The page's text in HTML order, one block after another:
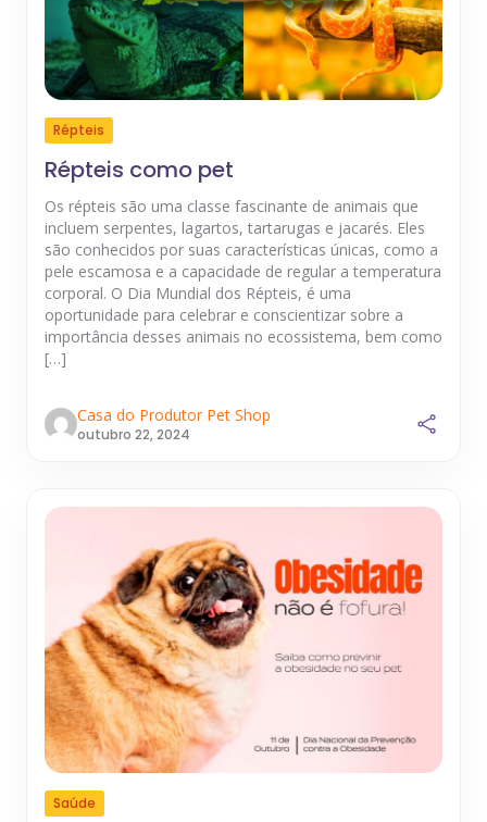
Répteis
Répteis como pet
Os répteis são uma classe fascinante de animais que
incluem serpentes, lagartos, tartarugas e jacarés. Eles
são conhecidos por suas características únicas, como a
pele escamosa e a capacidade de regular a temperatura
corporal. O Dia Mundial dos Répteis, é uma
oportunidade para celebrar e conscientizar sobre a
importância desses animais no ecossistema, bem como
[…]
Casa do Produtor Pet Shop
outubro 22, 2024
Saúde